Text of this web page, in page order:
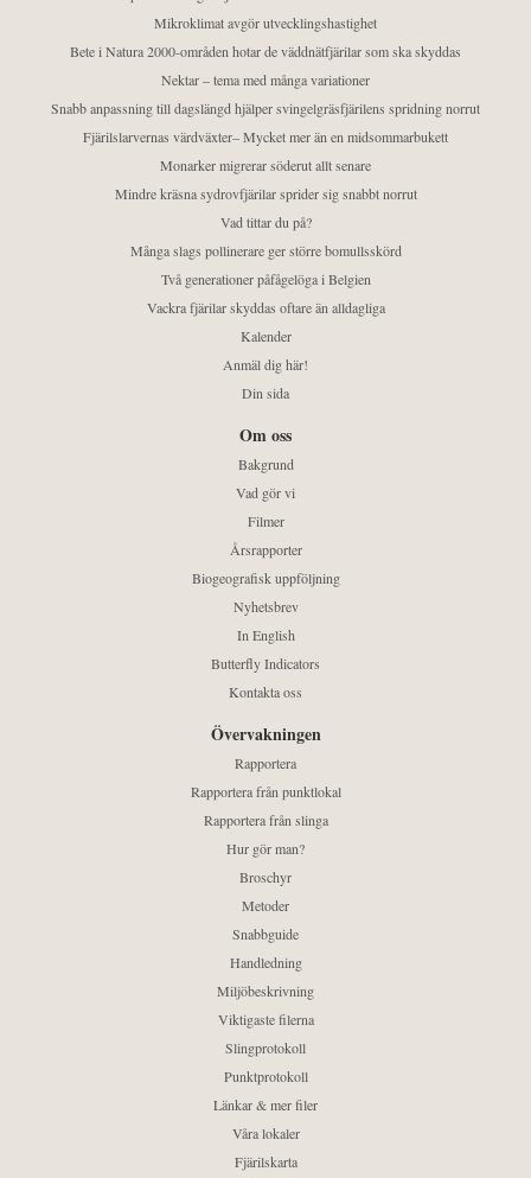
Mikroklimat avgör utvecklingshastighet
Bete i Natura 2000-områden hotar de väddnätfjärilar som ska skyddas
Nektar – tema med många variationer
Snabb anpassning till dagslängd hjälper svingelgräsfjärilens spridning norrut
Fjärilslarvernas värdväxter– Mycket mer än en midsommarbukett
Monarker migrerar söderut allt senare
Mindre kräsna sydrovfjärilar sprider sig snabbt norrut
Vad tittar du på?
Många slags pollinerare ger större bomullsskörd
Två generationer påfågelöga i Belgien
Vackra fjärilar skyddas oftare än alldagliga
Kalender
Anmäl dig här!
Din sida
Om oss
Bakgrund
Vad gör vi
Filmer
Årsrapporter
Biogeografisk uppföljning
Nyhetsbrev
In English
Butterfly Indicators
Kontakta oss
Övervakningen
Rapportera
Rapportera från punktlokal
Rapportera från slinga
Hur gör man?
Broschyr
Metoder
Snabbguide
Handledning
Miljöbeskrivning
Viktigaste filerna
Slingprotokoll
Punktprotokoll
Länkar & mer filer
Våra lokaler
Fjärilskarta